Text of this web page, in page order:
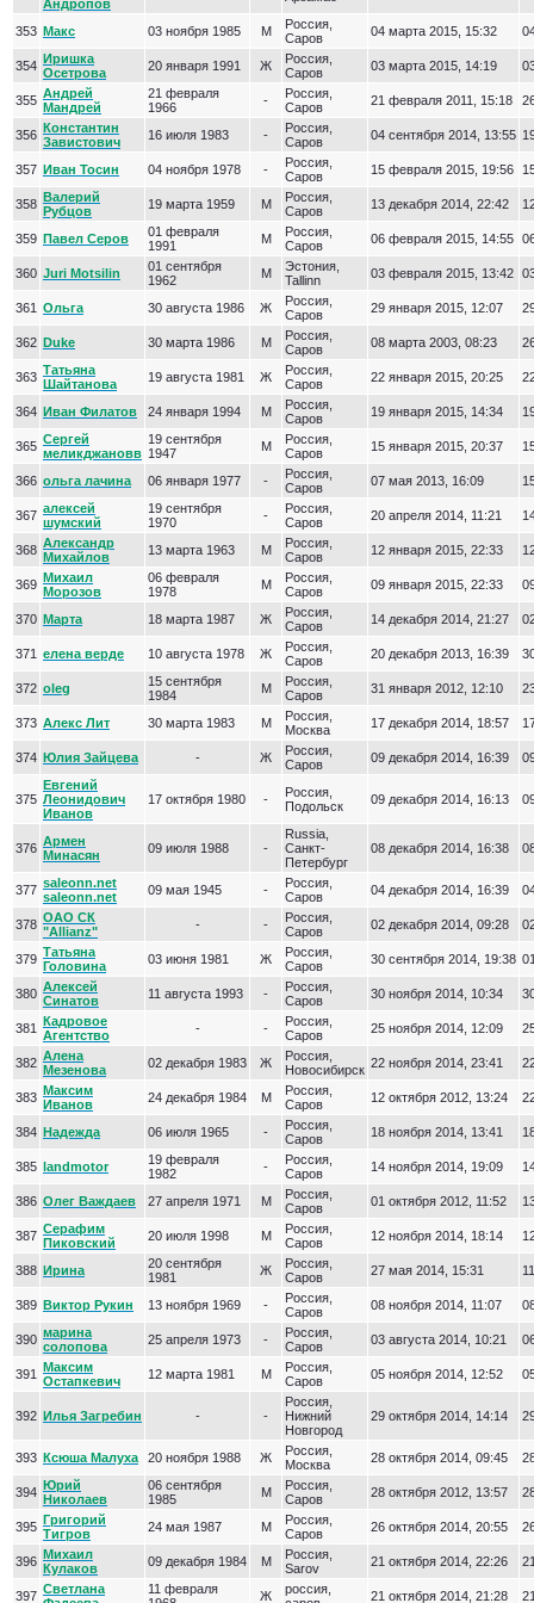
Андропов
353 Макс 03 ноября 1985 М
Россия,
Саров
04 марта 2015, 15:32
354 Иришка
Осетрова
20 января 1991 Ж
Россия,
Саров
03 марта 2015, 14:19
355 Андрей
Мандрей
21 февраля
1966
-
Россия,
Саров
21 февраля 2011, 15:18
356 Константин
Завистович
16 июля 1983 -
Россия,
Саров
04 сентября 2014, 13:55
357 Иван Тосин 04 ноября 1978 -
Россия,
Саров
15 февраля 2015, 19:56
358 Валерий
Рубцов
19 марта 1959 М
Россия,
Саров
13 декабря 2014, 22:42
359 Павел Серов
01 февраля
1991
М
Россия,
Саров
06 февраля 2015, 14:55
360 Juri Motsilin
01 сентября
1962
М
Эстония,
Tallinn
03 февраля 2015, 13:42
361 Ольга 30 августа 1986 Ж
Россия,
Саров
29 января 2015, 12:07
362 Duke 30 марта 1986 М
Россия,
Саров
08 марта 2003, 08:23
363 Татьяна
Шайтанова
19 августа 1981 Ж
Россия,
Саров
22 января 2015, 20:25
364 Иван Филатов 24 января 1994 М
Россия,
Саров
19 января 2015, 14:34
365 Сергей
меликджановв
19 сентября
1947
М
Россия,
Саров
15 января 2015, 20:37
366 ольга лачина 06 января 1977 -
Россия,
Саров
07 мая 2013, 16:09
367 алексей
шумский
19 сентября
1970
-
Россия,
Саров
20 апреля 2014, 11:21
368 Александр
Михайлов
13 марта 1963 М
Россия,
Саров
12 января 2015, 22:33
369 Михаил
Морозов
06 февраля
1978
М
Россия,
Саров
09 января 2015, 22:33
370 Марта 18 марта 1987 Ж
Россия,
Саров
14 декабря 2014, 21:27
371 елена верде 10 августа 1978 Ж
Россия,
Саров
20 декабря 2013, 16:39
372 oleg
15 сентября
1984
М
Россия,
Саров
31 января 2012, 12:10
373 Алекс Лит 30 марта 1983 М
Россия,
Москва
17 декабря 2014, 18:57
374 Юлия Зайцева - Ж
Россия,
Саров
09 декабря 2014, 16:39
375
Евгений
Леонидович
Иванов
17 октября 1980 -
Россия,
Подольск
09 декабря 2014, 16:13
376 Армен
Минасян
09 июля 1988 -
Russia,
Санкт-
Петербург
08 декабря 2014, 16:38
377 saleonn.net
saleonn.net
09 мая 1945 -
Россия,
Саров
04 декабря 2014, 16:39
378 ОАО СК
"Allianz"
- -
Россия,
Саров
02 декабря 2014, 09:28
379 Татьяна
Головина
03 июня 1981 Ж
Россия,
Саров
30 сентября 2014, 19:38
380 Алексей
Синатов
11 августа 1993 -
Россия,
Саров
30 ноября 2014, 10:34
381 Кадровое
Агентство
- -
Россия,
Саров
25 ноября 2014, 12:09
382 Алена
Мезенова
02 декабря 1983 Ж
Россия,
Новосибирск 22 ноября 2014, 23:41
383 Максим
Иванов
24 декабря 1984 М
Россия,
Саров
12 октября 2012, 13:24
384 Надежда 06 июля 1965 -
Россия,
Саров
18 ноября 2014, 13:41
385 landmotor
19 февраля
1982
-
Россия,
Саров
14 ноября 2014, 19:09
386 Олег Важдаев 27 апреля 1971 М
Россия,
Саров
01 октября 2012, 11:52
387 Серафим
Пиковский
20 июля 1998 М
Россия,
Саров
12 ноября 2014, 18:14
388 Ирина
20 сентября
1981
Ж
Россия,
Саров
27 мая 2014, 15:31
389 Виктор Рукин 13 ноября 1969 -
Россия,
Саров
08 ноября 2014, 11:07
390 марина
солопова
25 апреля 1973 -
Россия,
Саров
03 августа 2014, 10:21
391 Максим
Остапкевич
12 марта 1981 М
Россия,
Саров
05 ноября 2014, 12:52
392 Илья Загребин - -
Россия,
Нижний
Новгород
29 октября 2014, 14:14
393 Ксюша Малуха 20 ноября 1988 Ж
Россия,
Москва
28 октября 2014, 09:45
394 Юрий
Николаев
06 сентября
1985
М
Россия,
Саров
28 октября 2012, 13:57
395 Григорий
Тигров
24 мая 1987 М
Россия,
Саров
26 октября 2014, 20:55
396 Михаил
Кулаков
09 декабря 1984 М
Россия,
Sarov
21 октября 2014, 22:26
397 Светлана
11 февраля
Ж
россия,
21 октября 2014, 21:28